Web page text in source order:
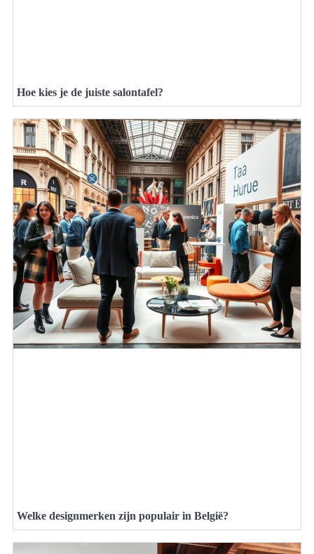
Hoe kies je de juiste salontafel?
Welke designmerken zijn populair in België?